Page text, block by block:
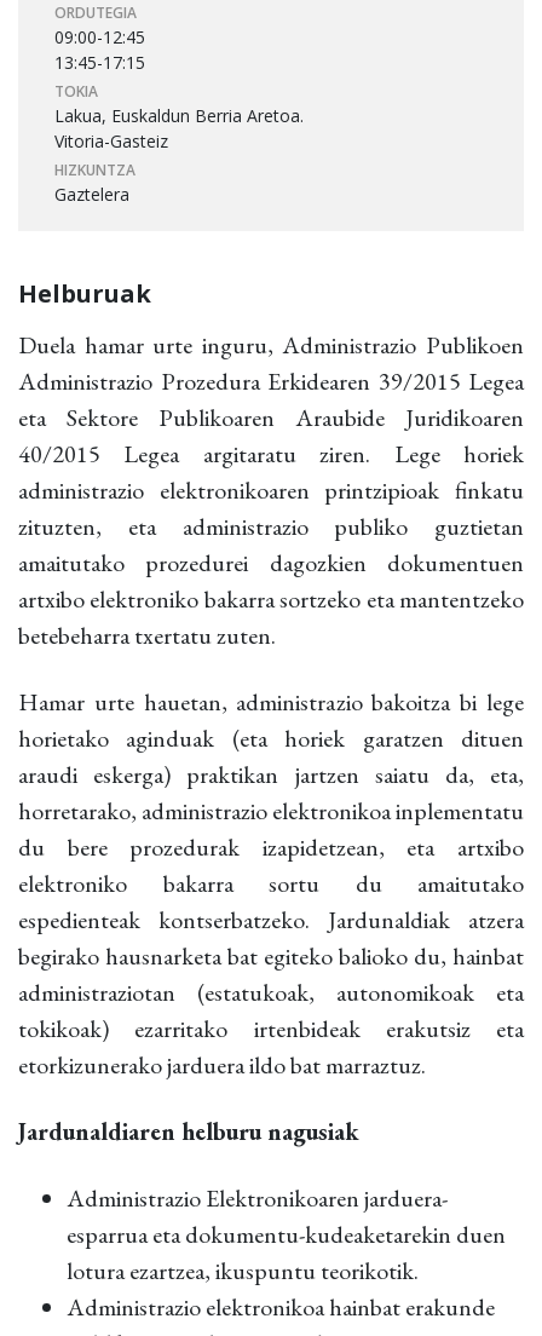
ORDUTEGIA
09:00-12:45
13:45-17:15
TOKIA
Lakua, Euskaldun Berria Aretoa.
Vitoria-Gasteiz
HIZKUNTZA
Gaztelera
Helburuak
Duela hamar urte inguru, Administrazio Publikoen
Administrazio Prozedura Erkidearen 39/2015 Legea
eta Sektore Publikoaren Araubide Juridikoaren
40/2015 Legea argitaratu ziren. Lege horiek
administrazio elektronikoaren printzipioak finkatu
zituzten, eta administrazio publiko guztietan
amaitutako prozedurei dagozkien dokumentuen
artxibo elektroniko bakarra sortzeko eta mantentzeko
betebeharra txertatu zuten.
Hamar urte hauetan, administrazio bakoitza bi lege
horietako aginduak (eta horiek garatzen dituen
araudi eskerga) praktikan jartzen saiatu da, eta,
horretarako, administrazio elektronikoa inplementatu
du bere prozedurak izapidetzean, eta artxibo
elektroniko bakarra sortu du amaitutako
espedienteak kontserbatzeko. Jardunaldiak atzera
begirako hausnarketa bat egiteko balioko du, hainbat
administraziotan (estatukoak, autonomikoak eta
tokikoak) ezarritako irtenbideak erakutsiz eta
etorkizunerako jarduera ildo bat marraztuz.
Jardunaldiaren helburu nagusiak
Administrazio Elektronikoaren jarduera-
esparrua eta dokumentu-kudeaketarekin duen
lotura ezartzea, ikuspuntu teorikotik.
Administrazio elektronikoa hainbat erakunde